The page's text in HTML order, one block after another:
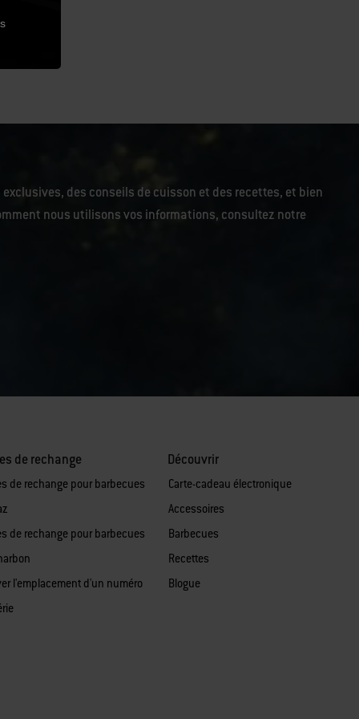
des conseils de cuisson et des recettes, et bien
nous utilisons vos informations, consultez notre
de rechange
de rechange pour barbecues
de rechange pour barbecues
l'emplacement d'un numéro
Découvrir
Carte-cadeau électronique
Accessoires
Barbecues
Recettes
Blogue